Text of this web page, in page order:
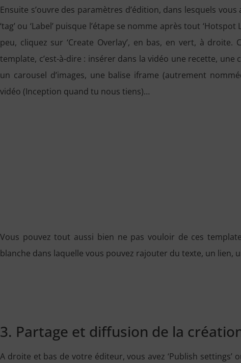
Ensuite s’ouvre des paramètres d’édition, dans lesquels
‘tag’ ou ‘Label’ puisque l’étape se nomme après tout
peu, cliquez sur ‘Create Overlay’, en bas, en vert, à
template, c’est-à-dire : insérer dans la vidéo une recette, une
un carousel d’images, une balise iframe (autrement
vidéo (Inception quand tu nous tiens)…
Vous pouvez tout aussi bien ne pas vouloir de ces
blanche dans laquelle vous pouvez rajouter du texte, un lien,
3. Partage et diffusion de la
A droite et bas de votre éditeur, vous avez ‘Publish settings’